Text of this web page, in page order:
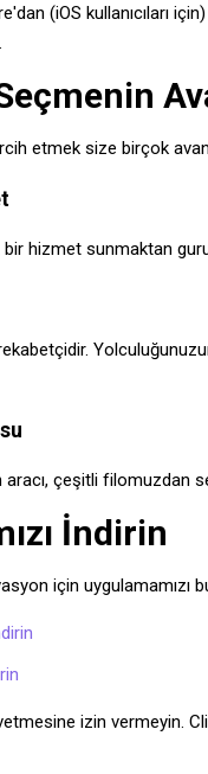
(iOS kullanıcıları
etmek size birçok
bir hizmet sunmaktan
aracı, çeşitli filomuzdan
İndirin
için uygulamamızı
izin vermeyin.